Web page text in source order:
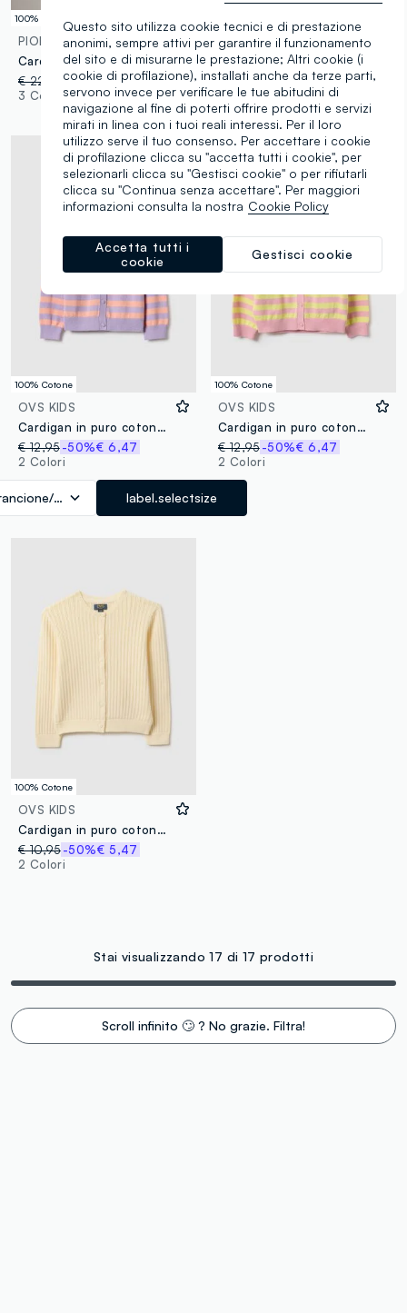
100% Cotone
PIOMBO KIDS
Cardigan in puro cotone rosa da bambina regular fit con trecce
€ 22,95
-50%€ 11,47
3 Colori
PIOMBO KIDS
Cardigan in puro cotone azzurro da bambina regular fit con trecce
€ 22,95-50%€ 11,47
3 Colori
100% Cotone
OVS KIDS
Cardigan in puro cotone a righe multicolor da bambina regular fit
€ 12,95-50%€ 6,47
2 Colori
Viola label.selectsize
100% Cotone
OVS KIDS
Cardigan in puro cotone a righe multicolor da bambina regular fit
€ 12,95 -50%€ 6,47
2 Colori
100% Cotone
OVS KIDS
Cardigan in puro cotone beige a righe da bambina regular fit
€ 10,95-50%€ 5,47
2 Colori
Stai visualizzando 17 di 17 prodotti
Scroll infinito 🙄 ? No grazie. Filtra!
Questo sito utilizza cookie tecnici e di prestazione
anonimi, sempre attivi per garantire il funzionamento
del sito e di misurarne le prestazione; Altri cookie (i
cookie di profilazione), installati anche da terze parti,
servono invece per verificare le tue abitudini di
navigazione al fine di poterti offrire prodotti e servizi
mirati in linea con i tuoi reali interessi. Per il loro
utilizzo serve il tuo consenso. Per accettare i cookie
di profilazione clicca su "accetta tutti i cookie", per
selezionarli clicca su "Gestisci cookie" o per rifiutarli
clicca su "Continua senza accettare". Per maggiori
informazioni consulta la nostra Cookie Policy
Gestisci cookie
Accetta tutti i
cookie